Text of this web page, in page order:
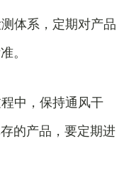
体系，定期对产品
。
中，保持通风干
的产品，要定期进